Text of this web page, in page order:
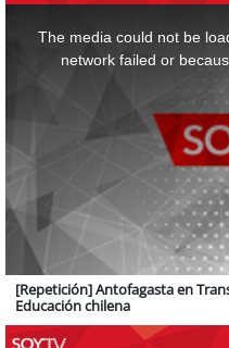
The media could not be
network failed or
[Repetición] Antofagasta en
Educación chilena